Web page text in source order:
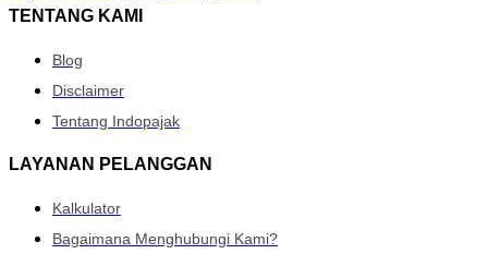
TENTANG KAMI
Blog
Disclaimer
Tentang Indopajak
LAYANAN PELANGGAN
Kalkulator
Bagaimana Menghubungi Kami?